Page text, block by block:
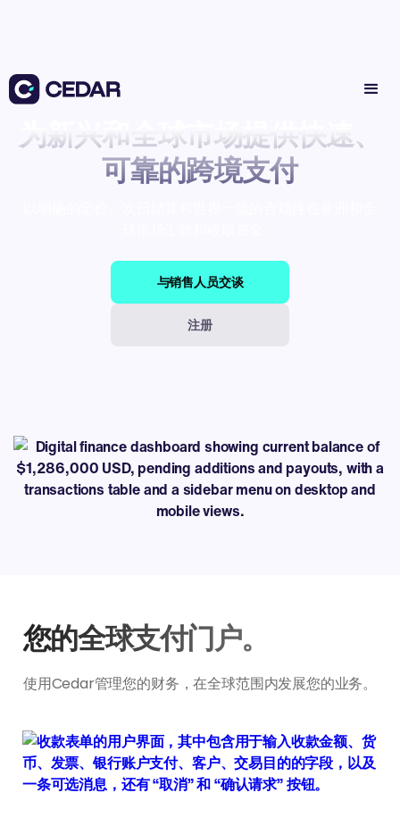
为新兴和全球市场提供快速、
可靠的跨境支付
注册
与销售人员交谈
您的全球支付门户。
使用Cedar管理您的财务，在全球范围内发展您的业务。